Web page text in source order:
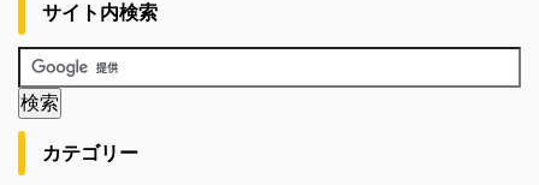
サイト内検索
カテゴリー